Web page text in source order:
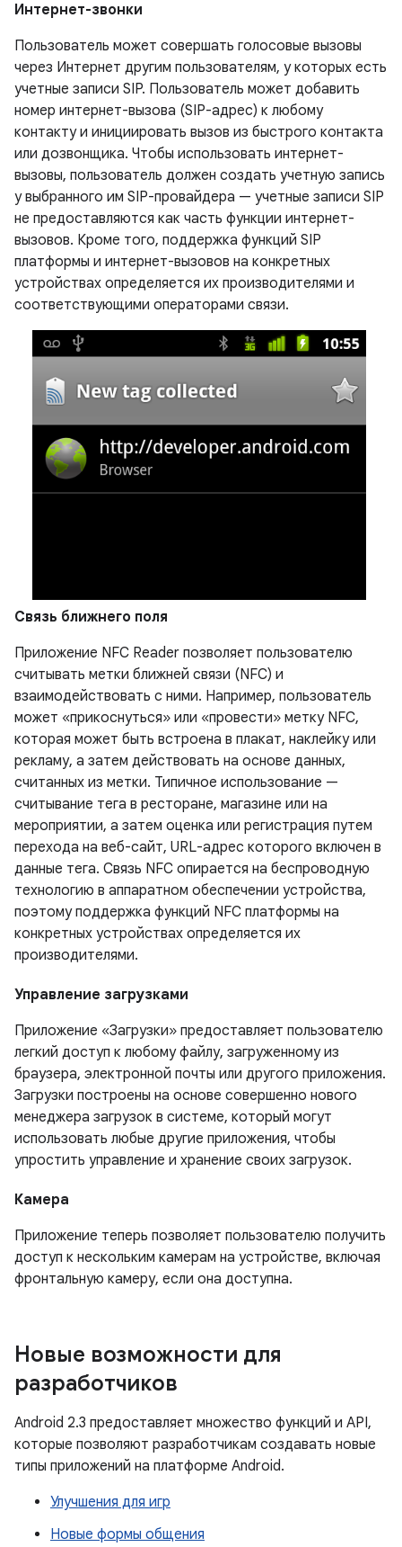
Интернет-звонки
Пользователь может совершать голосовые вызовы
через Интернет другим пользователям, у которых есть
учетные записи SIP. Пользователь может добавить
номер интернет-вызова (SIP-адрес) к любому
контакту и инициировать вызов из быстрого контакта
или дозвонщика. Чтобы использовать интернет-
вызовы, пользователь должен создать учетную запись
у выбранного им SIP-провайдера — учетные записи SIP
не предоставляются как часть функции интернет-
вызовов. Кроме того, поддержка функций SIP
платформы и интернет-вызовов на конкретных
устройствах определяется их производителями и
соответствующими операторами связи.
Связь ближнего поля
Приложение NFC Reader позволяет пользователю
считывать метки ближней связи (NFC) и
взаимодействовать с ними. Например, пользователь
может «прикоснуться» или «провести» метку NFC,
которая может быть встроена в плакат, наклейку или
рекламу, а затем действовать на основе данных,
считанных из метки. Типичное использование —
считывание тега в ресторане, магазине или на
мероприятии, а затем оценка или регистрация путем
перехода на веб-сайт, URL-адрес которого включен в
данные тега. Связь NFC опирается на беспроводную
технологию в аппаратном обеспечении устройства,
поэтому поддержка функций NFC платформы на
конкретных устройствах определяется их
производителями.
Управление загрузками
Приложение «Загрузки» предоставляет пользователю
легкий доступ к любому файлу, загруженному из
браузера, электронной почты или другого приложения.
Загрузки построены на основе совершенно нового
менеджера загрузок в системе, который могут
использовать любые другие приложения, чтобы
упростить управление и хранение своих загрузок.
Камера
Приложение теперь позволяет пользователю получить
доступ к нескольким камерам на устройстве, включая
фронтальную камеру, если она доступна.
Новые возможности для
разработчиков
Android 2.3 предоставляет множество функций и API,
которые позволяют разработчикам создавать новые
типы приложений на платформе Android.
Улучшения для игр
Новые формы общения